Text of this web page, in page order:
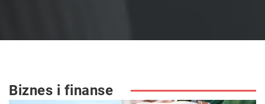
Biznes i finanse